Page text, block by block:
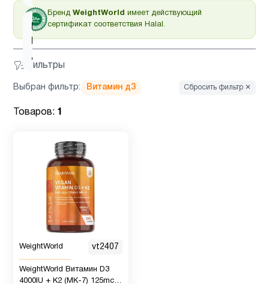
Бренд WeightWorld имеет действующий
сертификат соответствия Halal.
Фильтры
Витамин
D для
детей
2
Витамин
Гинкго
Билоба
1
Детская
омега 3
2
Детская
омега 3
, Рыбий
Выбран фильтр: Витамин д3 Сбросить фильтр ✕
Товаров: 1
WeightWorld vt2407
WeightWorld Витамин D3
4000IU + K2 (MK-7) 125mcg,